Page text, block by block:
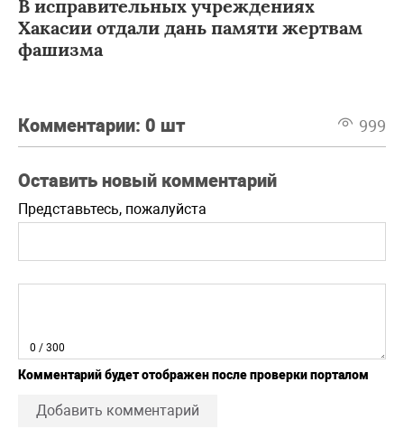
В исправительных учреждениях
Хакасии отдали дань памяти жертвам
фашизма
Комментарии: 0 шт 999
Оставить новый комментарий
Представьтесь, пожалуйста
0 / 300
Комментарий будет отображен после проверки порталом
Добавить комментарий